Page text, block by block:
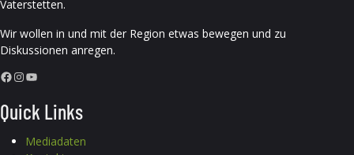
Vaterstetten.
Wir wollen in und mit der Region etwas bewegen und zu
Diskussionen anregen.
Facebook InstagramYouTube
Quick Links
Mediadaten